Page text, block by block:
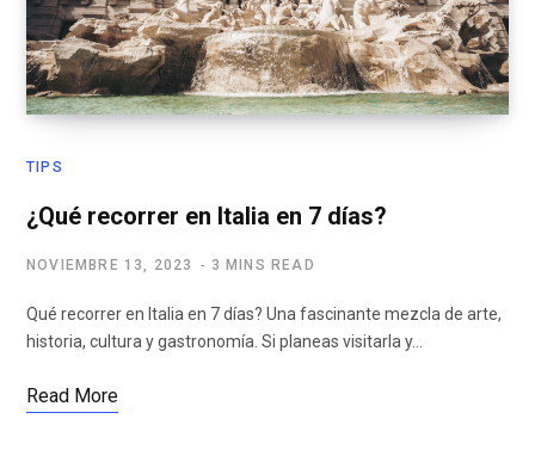
TIPS
¿Qué recorrer en Italia en 7 días?
NOVIEMBRE 13, 2023 3 MINS READ
Qué recorrer en Italia en 7 días? Una fascinante mezcla de arte,
historia, cultura y gastronomía. Si planeas visitarla y…
Read More